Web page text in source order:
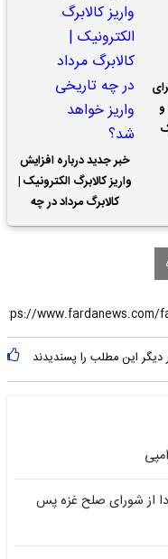
و
خبر جدید درباره افزایش
واریز کالابرگ الکترونیک |
کالابرگ مرداد در چه
تاریخی واریز خواهد شد؟
دیگر این مطلب را پسندیدند
از شورای صلح غزه پس